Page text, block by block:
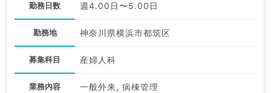
勤務日数 週4.00日〜5.00日
勤務地 神奈川県横浜市都筑区
募集科目 産婦人科
業務内容 一般外来, 病棟管理